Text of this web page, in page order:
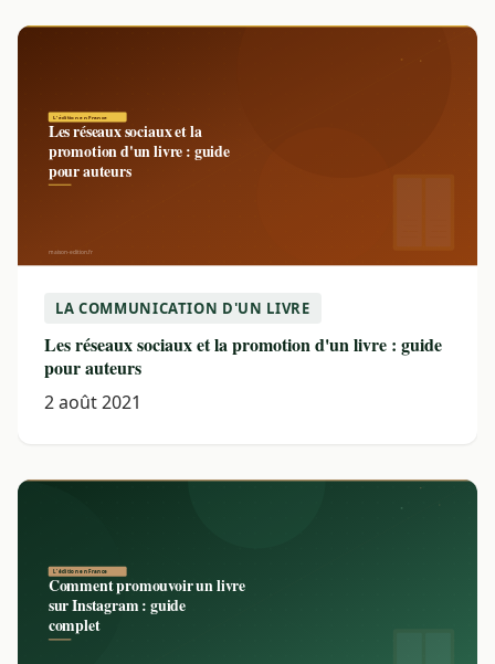
LA COMMUNICATION D'UN LIVRE
Les réseaux sociaux et la promotion d'un livre : guide
pour auteurs
2 août 2021